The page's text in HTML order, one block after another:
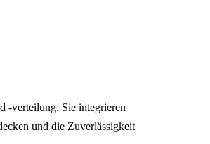
-verteilung. Sie integrieren
und die Zuverlässigkeit